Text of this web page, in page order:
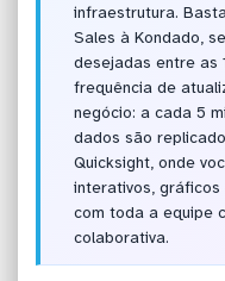
infraestrutura.
Sales à Kondado,
desejadas entre as
frequência de
negócio: a cada 5
dados são
Quicksight, onde
interativos, gráficos
com toda a equipe
colaborativa.